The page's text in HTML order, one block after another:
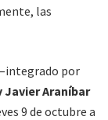
las
por
Javier Araníbar
9 de octubre a